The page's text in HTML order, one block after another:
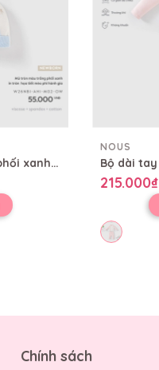
Mũ tròn màu trắng phối xanh in tràn họa tiết mèo phi hành gia
NOUS
215.000₫
Chính sách